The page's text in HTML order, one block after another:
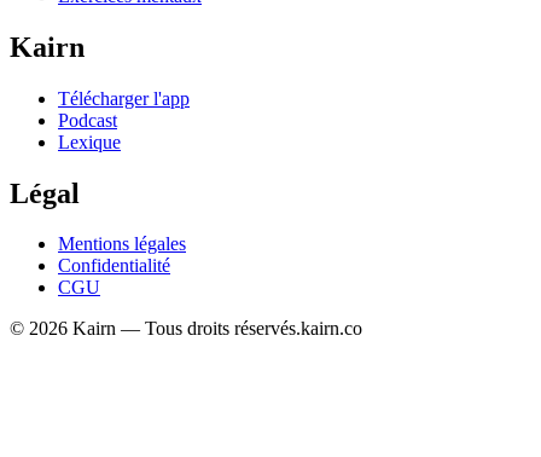
Kairn
Télécharger l'app
Podcast
Lexique
Légal
Mentions légales
Confidentialité
CGU
© 2026 Kairn — Tous droits réservés.kairn.co